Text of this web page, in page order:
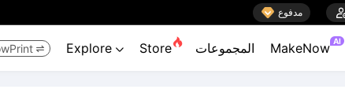
 مدفوع
 Explore  Store المجموعات MakeNow AI